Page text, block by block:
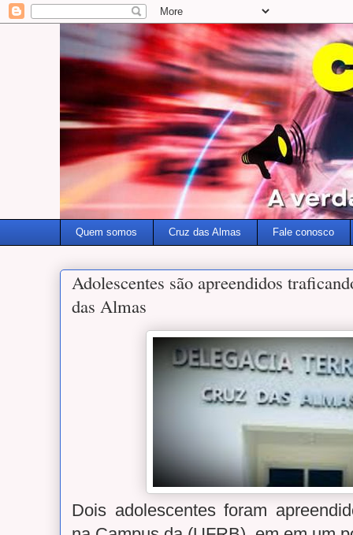
Quem somos Cruz das Almas Fale conosco
Adolescentes são apreendidos
das Almas
Dois adolescentes foram